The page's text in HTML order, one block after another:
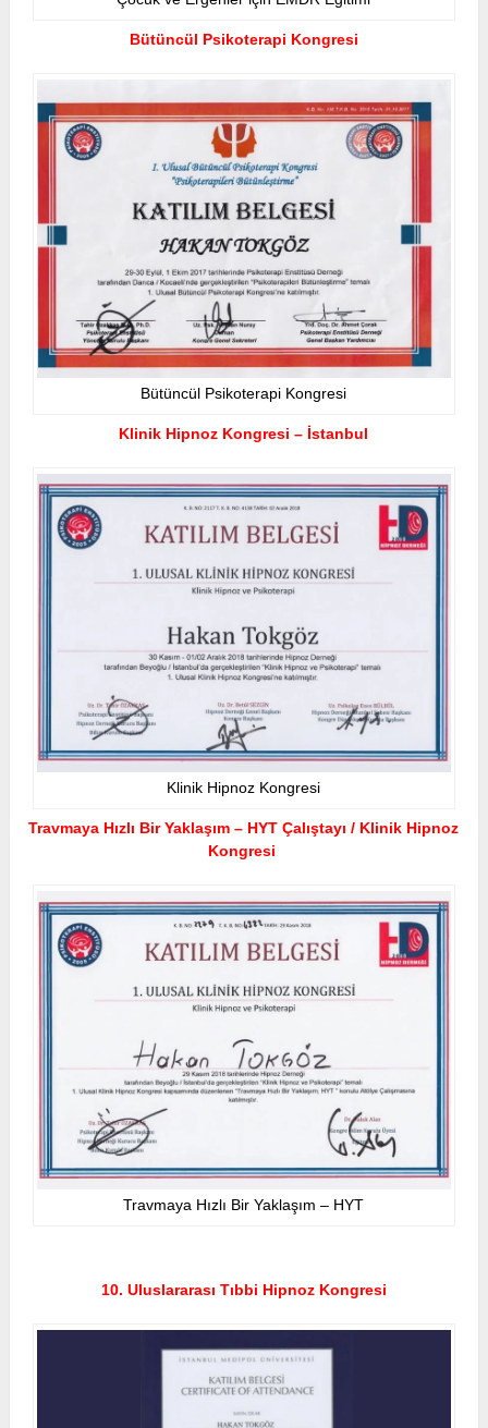
Bütüncül Psikoterapi Kongresi
Bütüncül Psikoterapi Kongresi
Klinik Hipnoz Kongresi – İstanbul
Klinik Hipnoz Kongresi
Travmaya Hızlı Bir Yaklaşım – HYT Çalıştayı / Klinik Hipnoz
Kongresi
Travmaya Hızlı Bir Yaklaşım – HYT
10. Uluslararası Tıbbi Hipnoz Kongresi